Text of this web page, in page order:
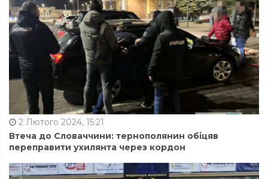
2 Лютого 2024, 15:21
Втеча до Словаччини: тернополянин обіцяв
переправити ухилянта через кордон